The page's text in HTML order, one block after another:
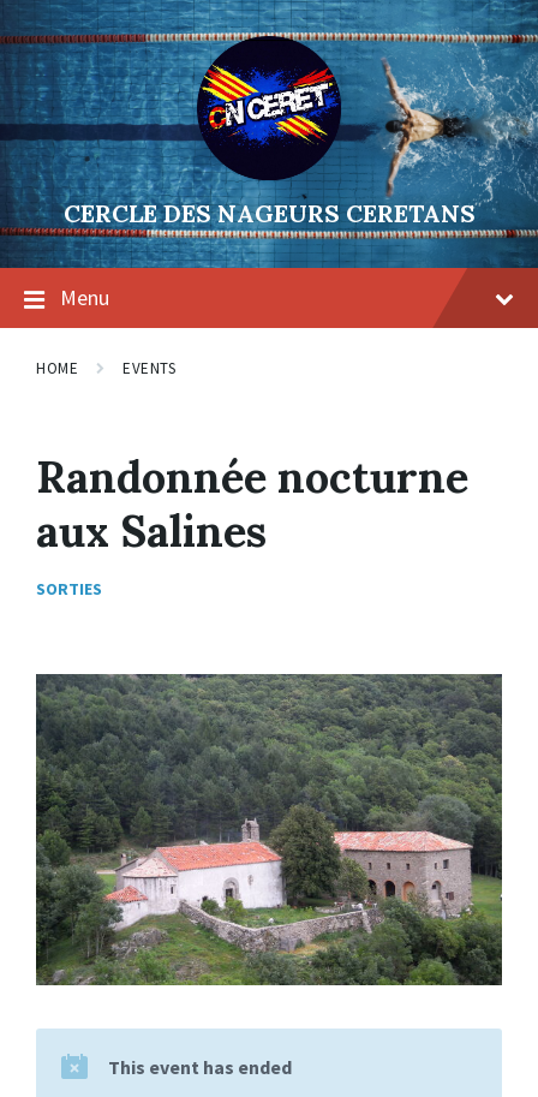
Skip
to
content
Skip
to
main
navigation
Skip
to
footer
CERCLE DES NAGEURS CERETANS
Menu
HOME EVENTS
Randonnée nocturne
aux Salines
SORTIES
This event has ended